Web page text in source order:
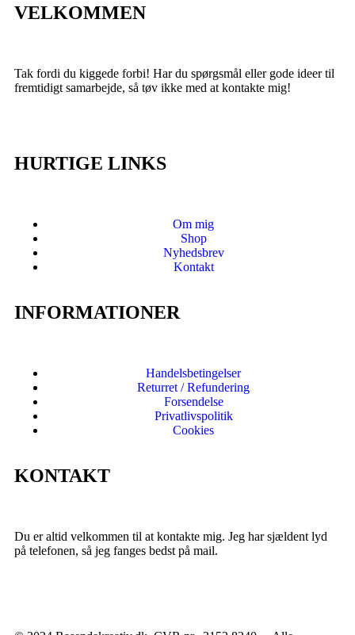
VELKOMMEN
Tak fordi du kiggede forbi! Har du spørgsmål eller gode ideer til
fremtidigt samarbejde, så tøv ikke med at kontakte mig!
HURTIGE LINKS
Om mig
Shop
Nyhedsbrev
Kontakt
INFORMATIONER
Handelsbetingelser
Returret / Refundering
Forsendelse
Privatlivspolitik
Cookies
KONTAKT
Du er altid velkommen til at kontakte mig. Jeg har sjældent lyd
på telefonen, så jeg fanges bedst på mail.